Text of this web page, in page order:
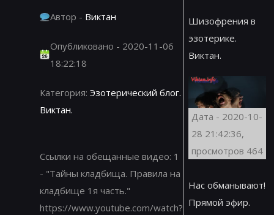
Автор - Виктан
Опубликовано - 2020-11-06
18:22:18
Категория: Эзотерический блог.
Виктан.
Ссылки на обещанные видео: 1
- "Тайны кладбища. Правила на
кладбище 1я часть."
https://www.youtube.com/watch?
Шизофрения в
эзотерике.
Виктан.
Дата - 2020-10-
28 21:42:36,
просмотров 464
Нас обманывают!
Прямой эфир.